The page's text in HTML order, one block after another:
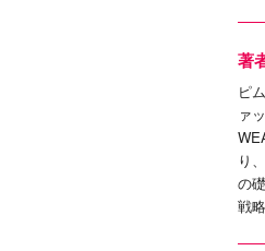
著
ピ
ァ
り
の
戦